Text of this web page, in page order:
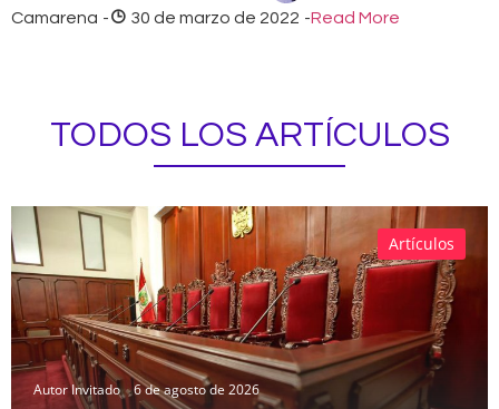
Camarena - 30 de marzo de 2022 -Read More
TODOS LOS ARTÍCULOS
Autor Invitado 6 de agosto de 2026
Artículos